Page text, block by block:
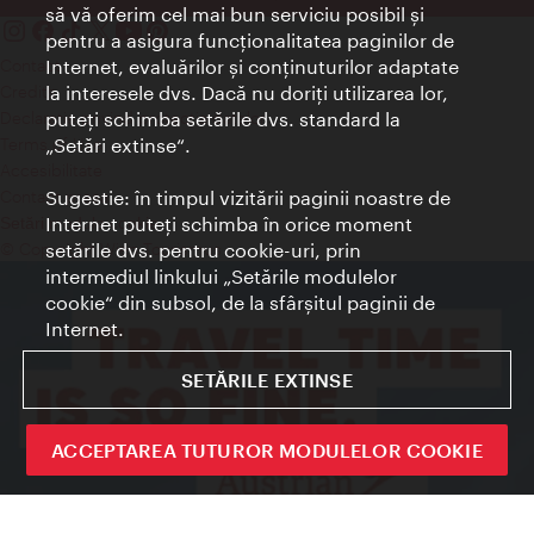
Contact
Credits
Declaraţie privind protecţia datelor
Terms of Use
Contact presa
Setări module cookie
© Copyright Wien Tourismus
să vă oferim cel mai bun serviciu posibil şi
pentru a asigura funcţionalitatea paginilor de
Internet, evaluărilor şi conţinuturilor adaptate
la interesele dvs. Dacă nu doriţi utilizarea lor,
puteţi schimba setările dvs. standard la
„Setări extinse“.
Sugestie: în timpul vizitării paginii noastre de
Internet puteţi schimba în orice moment
setările dvs. pentru cookie-uri, prin
intermediul linkului „Setările modulelor
cookie“ din subsol, de la sfârşitul paginii de
Internet.
SETĂRILE EXTINSE
ACCEPTAREA TUTUROR MODULELOR COOKIE